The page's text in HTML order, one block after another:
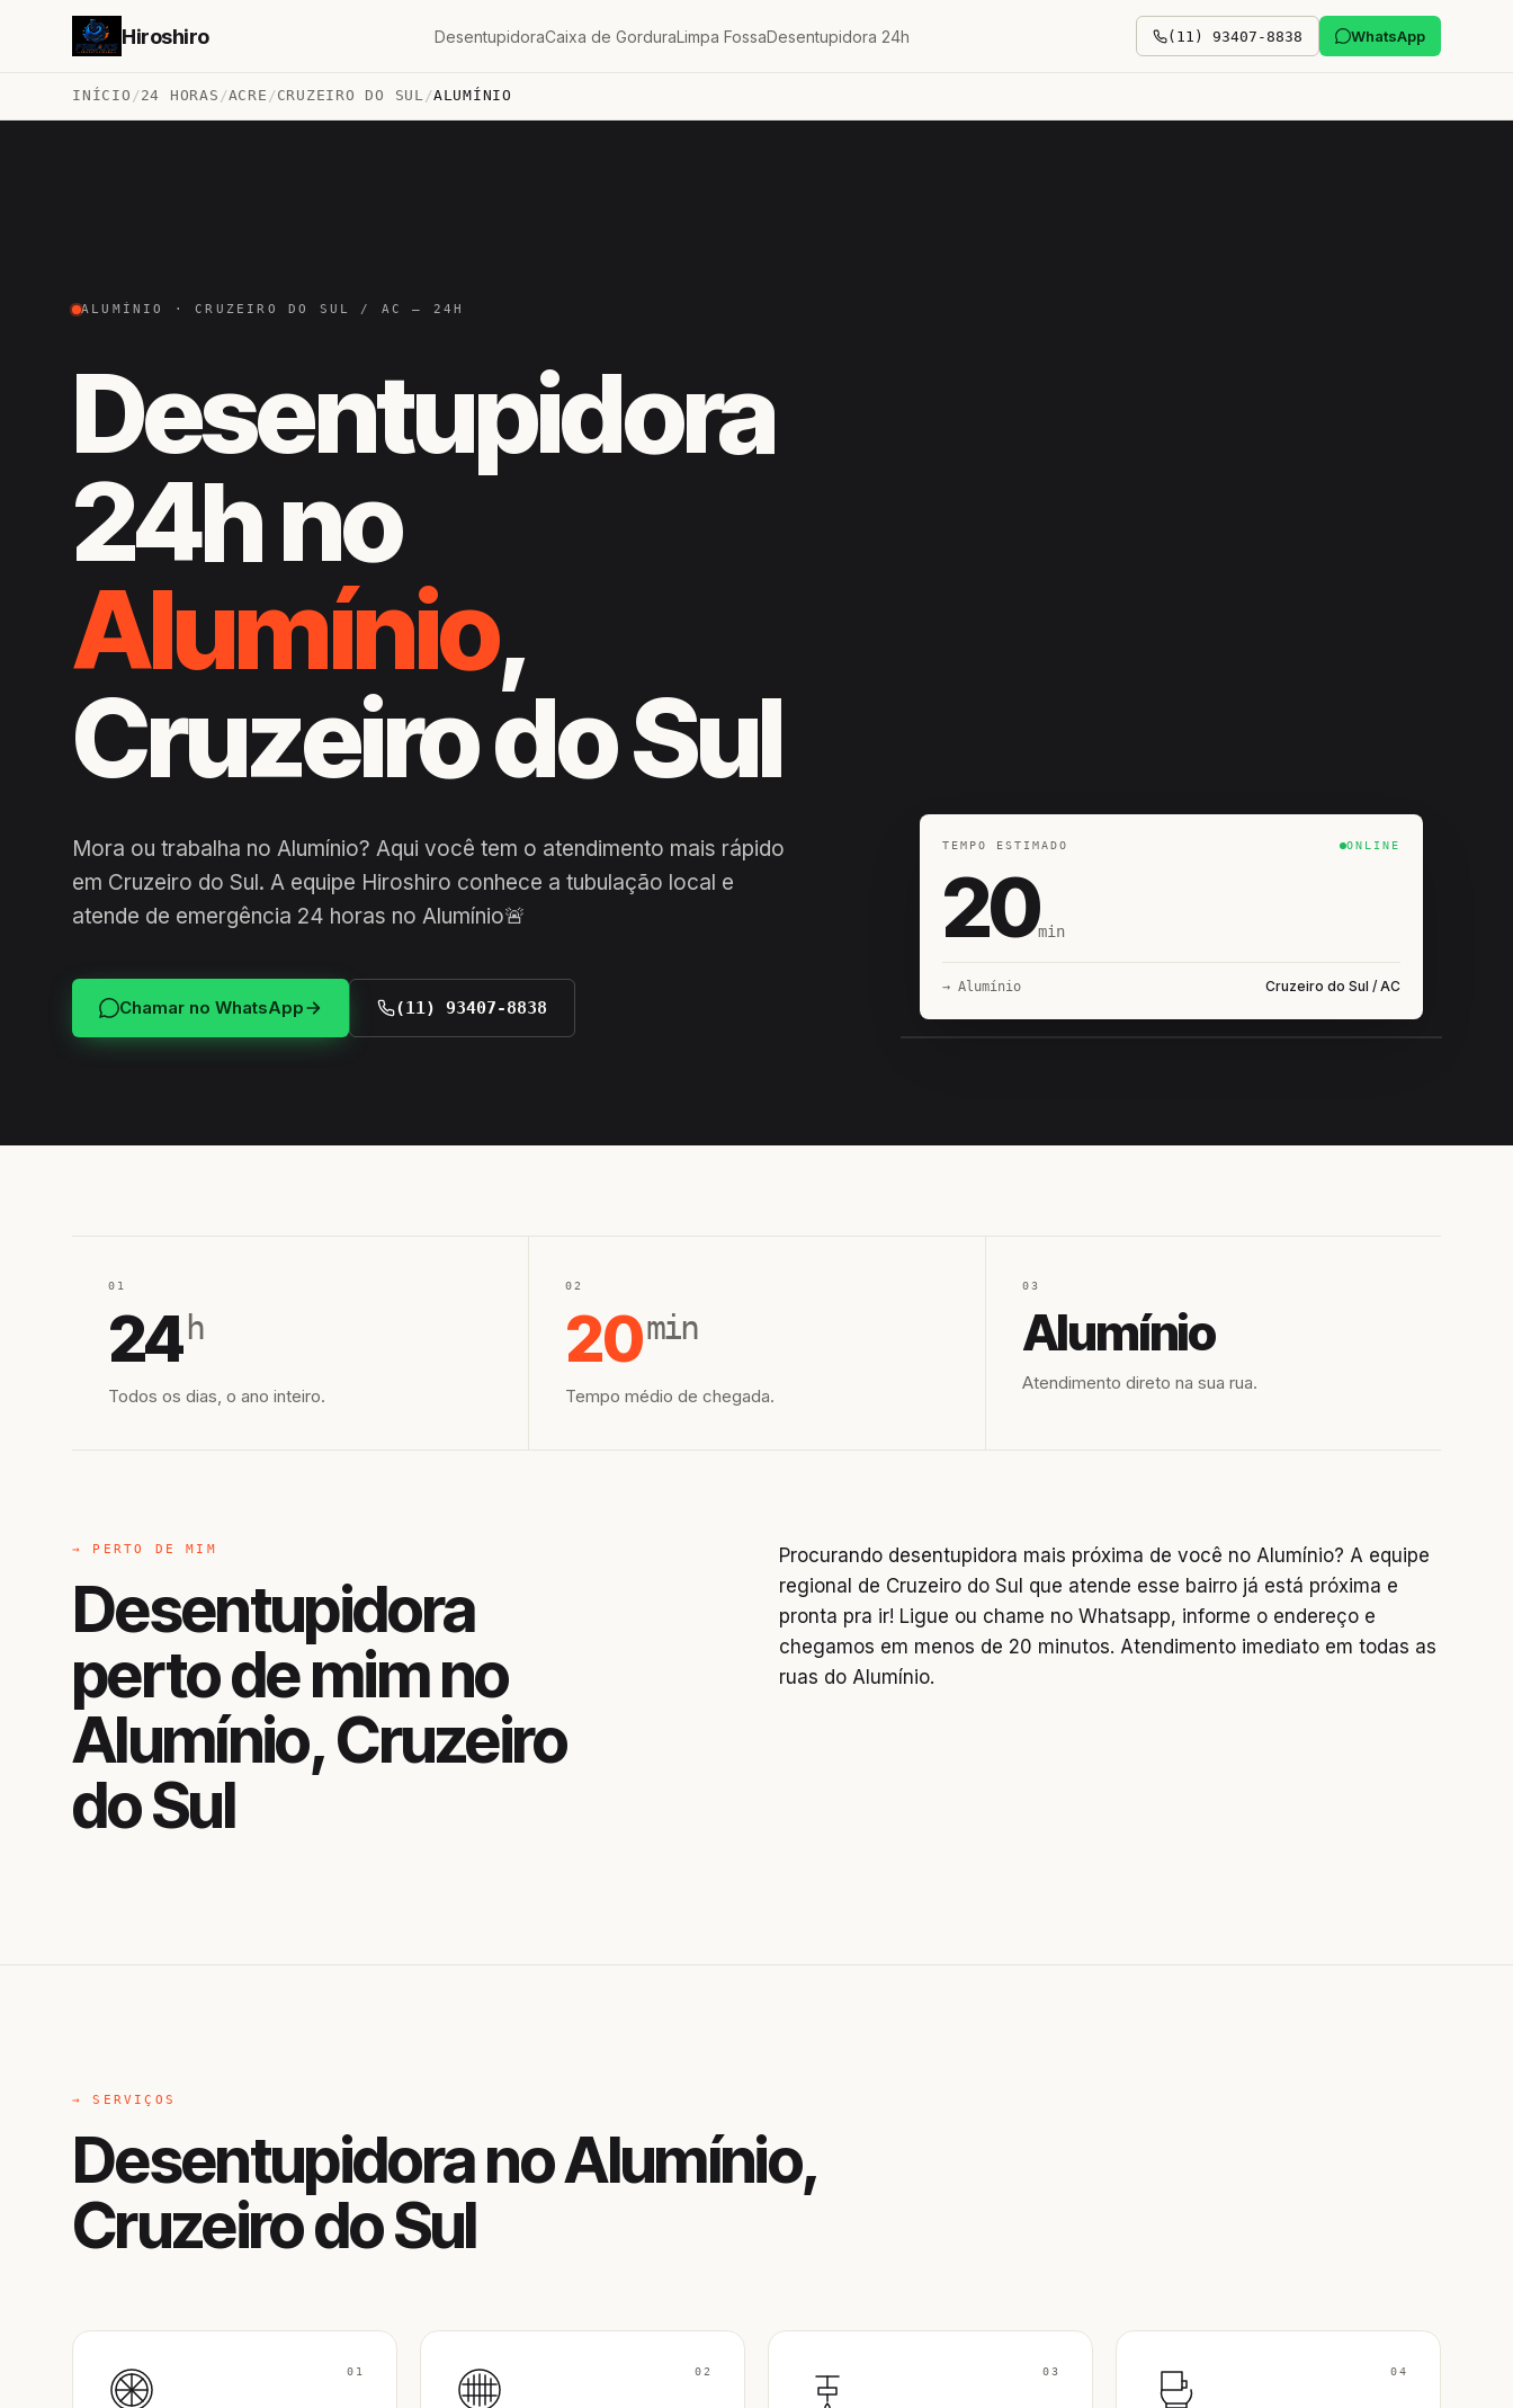
Hiroshiro DesentupidoraCaixa de GorduraLimpa FossaDesentupidora 24h (11) 93407-8838 WhatsApp
INÍCIO /24 HORAS /ACRE /CRUZEIRO DO SUL /ALUMÍNIO
ALUMÍNIO · CRUZEIRO DO SUL / AC — 24H
Desentupidora
24h no
Alumínio,
Cruzeiro do Sul
Mora ou trabalha no Alumínio? Aqui você tem o atendimento mais rápido
em Cruzeiro do Sul. A equipe Hiroshiro conhece a tubulação local e
atende de emergência 24 horas no Alumínio🚨
Chamar no WhatsApp (11) 93407-8838
TEMPO ESTIMADO ONLINE
20min
→ Alumínio Cruzeiro do Sul / AC
01
24 h
Todos os dias, o ano inteiro.
02
20min
Tempo médio de chegada.
03
Alumínio
Atendimento direto na sua rua.
→ PERTO DE MIM
Desentupidora
perto de mim no
Alumínio, Cruzeiro
do Sul
Procurando desentupidora mais próxima de você no Alumínio? A equipe
regional de Cruzeiro do Sul que atende esse bairro já está próxima e
pronta pra ir! Ligue ou chame no Whatsapp, informe o endereço e
chegamos em menos de 20 minutos. Atendimento imediato em todas as
ruas do Alumínio.
→ SERVIÇOS
Desentupidora no Alumínio,
Cruzeiro do Sul
01 02 03 04